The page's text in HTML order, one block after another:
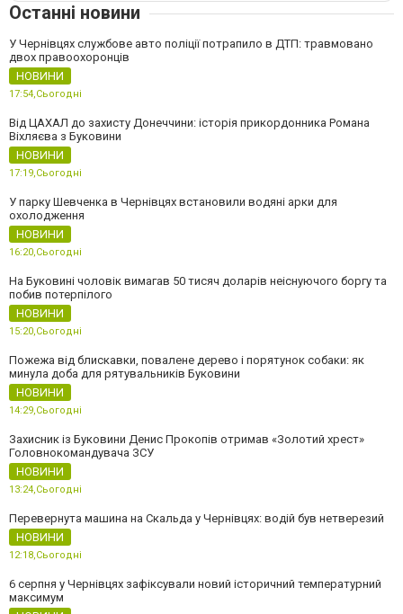
Останні новини
У Чернівцях службове авто поліції потрапило в ДТП: травмовано
двох правоохоронців
НОВИНИ
17:54, Сьогодні
Від ЦАХАЛ до захисту Донеччини: історія прикордонника Романа
Віхляєва з Буковини
НОВИНИ
17:19, Сьогодні
У парку Шевченка в Чернівцях встановили водяні арки для
охолодження
НОВИНИ
16:20, Сьогодні
На Буковині чоловік вимагав 50 тисяч доларів неіснуючого боргу та
побив потерпілого
НОВИНИ
15:20, Сьогодні
Пожежа від блискавки, повалене дерево і порятунок собаки: як
минула доба для рятувальників Буковини
НОВИНИ
14:29, Сьогодні
Захисник із Буковини Денис Прокопів отримав «Золотий хрест»
Головнокомандувача ЗСУ
НОВИНИ
13:24, Сьогодні
Перевернута машина на Скальда у Чернівцях: водій був нетверезий
НОВИНИ
12:18, Сьогодні
6 серпня у Чернівцях зафіксували новий історичний температурний
максимум